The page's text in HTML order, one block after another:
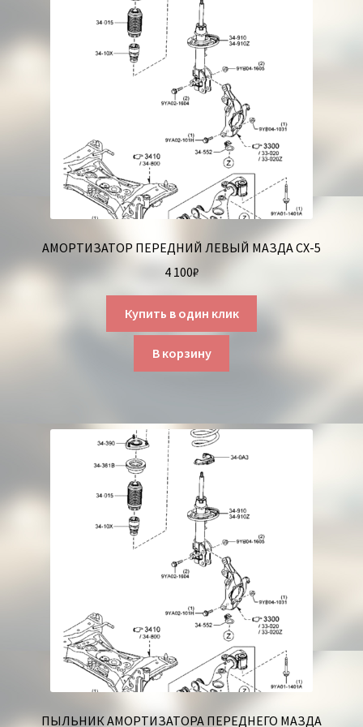
АМОРТИЗАТОР ПЕРЕДНИЙ ЛЕВЫЙ МАЗДА СХ-5
4 100₽
Купить в один клик
В корзину
ПЫЛЬНИК АМОРТИЗАТОРА ПЕРЕДНЕГО МАЗДА